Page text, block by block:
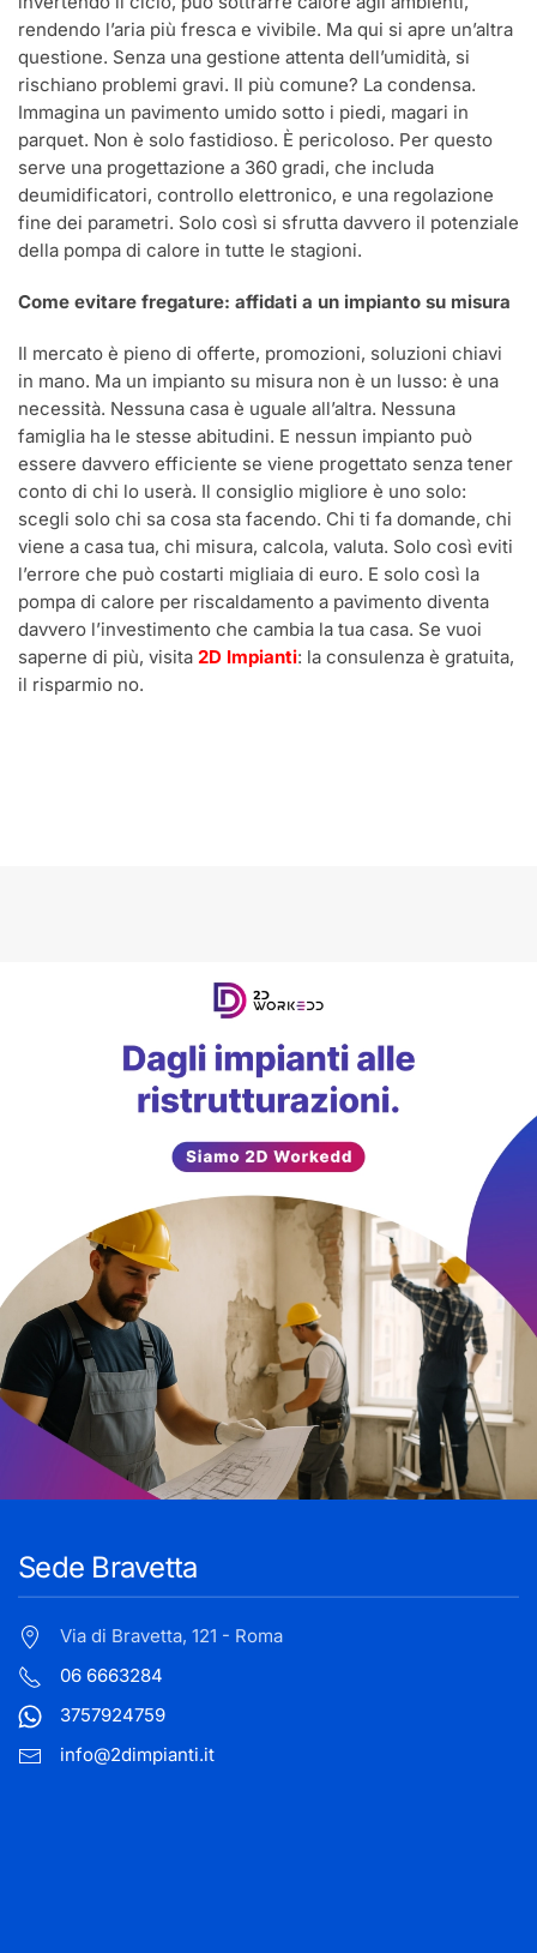
rendendo l’aria più fresca e vivibile. Ma qui si apre un’altra
questione. Senza una gestione attenta dell’umidità, si
rischiano problemi gravi. Il più comune? La condensa.
Immagina un pavimento umido sotto i piedi, magari in
parquet. Non è solo fastidioso. È pericoloso. Per questo
serve una progettazione a 360 gradi, che includa
deumidificatori, controllo elettronico, e una regolazione
fine dei parametri. Solo così si sfrutta davvero il potenziale
della pompa di calore in tutte le stagioni.
Come evitare fregature: affidati a un impianto su misura
Il mercato è pieno di offerte, promozioni, soluzioni chiavi
in mano. Ma un impianto su misura non è un lusso: è una
necessità. Nessuna casa è uguale all’altra. Nessuna
famiglia ha le stesse abitudini. E nessun impianto può
essere davvero efficiente se viene progettato senza tener
conto di chi lo userà. Il consiglio migliore è uno solo:
scegli solo chi sa cosa sta facendo. Chi ti fa domande, chi
viene a casa tua, chi misura, calcola, valuta. Solo così eviti
l’errore che può costarti migliaia di euro. E solo così la
pompa di calore per riscaldamento a pavimento diventa
davvero l’investimento che cambia la tua casa. Se vuoi
saperne di più, visita 2D Impianti: la consulenza è gratuita,
il risparmio no.
Sede Bravetta
Via di Bravetta, 121 - Roma
06 6663284
3757924759
info@2dimpianti.it